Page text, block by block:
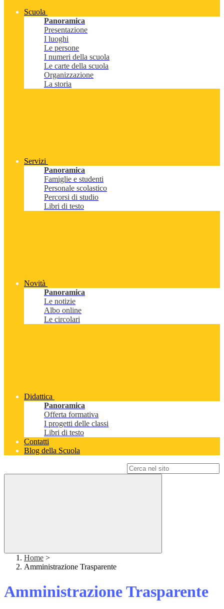
Scuola
Panoramica
Presentazione
I luoghi
Le persone
I numeri della scuola
Le carte della scuola
Organizzazione
La storia
Servizi
Panoramica
Famiglie e studenti
Personale scolastico
Percorsi di studio
Libri di testo
Novità
Panoramica
Le notizie
Albo online
Le circolari
Didattica
Panoramica
Offerta formativa
I progetti delle classi
Libri di testo
Contatti
Blog della Scuola
Home >
Amministrazione Trasparente
Amministrazione Trasparente